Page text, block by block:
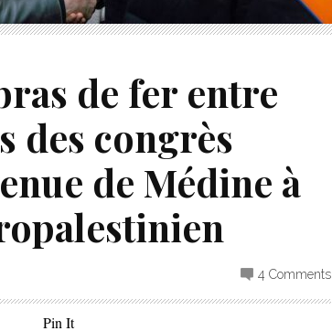
de fer entre
des congrès
de Médine à
4 Comments
Pin It